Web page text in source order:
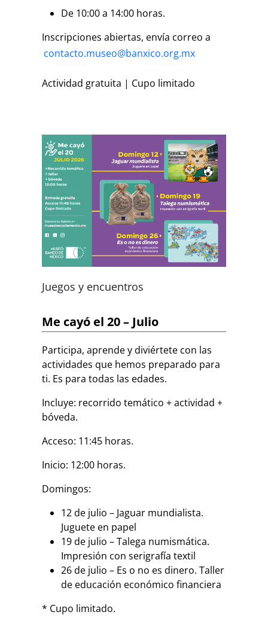
De 10:00 a 14:00 horas.
Inscripciones abiertas, envía correo a
contacto.museo@banxico.org.mx
Actividad gratuita | Cupo limitado
Juegos y encuentros
Me cayó el 20 – Julio
Participa, aprende y diviértete con las
actividades que hemos preparado para
ti. Es para todas las edades.
Incluye: recorrido temático + actividad +
bóveda.
Acceso: 11:45 horas.
Inicio: 12:00 horas.
Domingos:
12 de julio – Jaguar mundialista.
Juguete en papel
19 de julio – Talega numismática.
Impresión con serigrafía textil
26 de julio – Es o no es dinero. Taller
de educación económico financiera
* Cupo limitado.